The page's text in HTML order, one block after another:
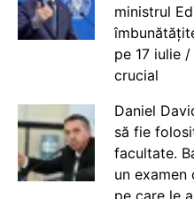
ministrul
pe 17 iulie
crucial
Daniel
să fie
facultate.
un
pe care le